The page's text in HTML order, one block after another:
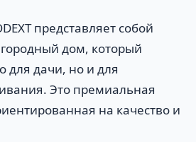
представляет собой
дом, который
для дачи, но и для
Это премиальная
на качество и